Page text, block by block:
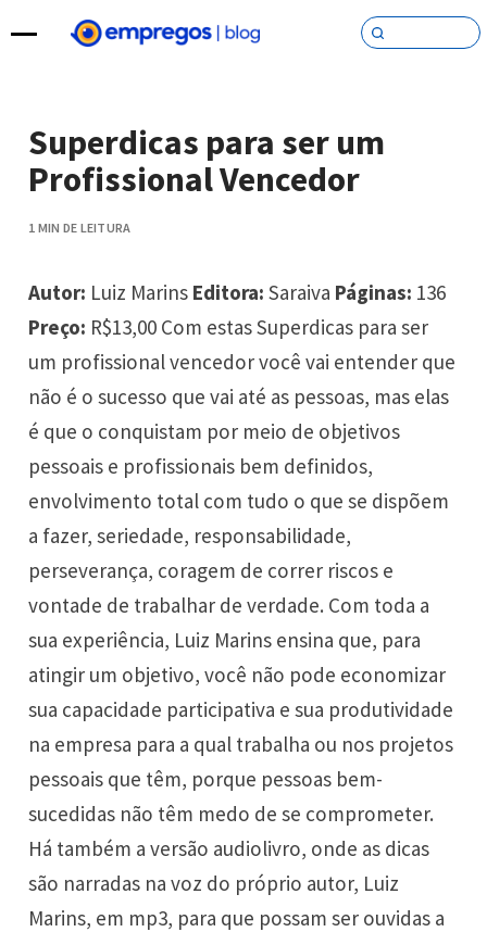
Pular para o conteúdo
Superdicas para ser um
Profissional Vencedor
1 MIN DE LEITURA
Autor: Luiz Marins Editora: Saraiva Páginas: 136
Preço: R$13,00 Com estas Superdicas para ser
um profissional vencedor você vai entender que
não é o sucesso que vai até as pessoas, mas elas
é que o conquistam por meio de objetivos
pessoais e profissionais bem definidos,
envolvimento total com tudo o que se dispõem
a fazer, seriedade, responsabilidade,
perseverança, coragem de correr riscos e
vontade de trabalhar de verdade. Com toda a
sua experiência, Luiz Marins ensina que, para
atingir um objetivo, você não pode economizar
sua capacidade participativa e sua produtividade
na empresa para a qual trabalha ou nos projetos
pessoais que têm, porque pessoas bem-
sucedidas não têm medo de se comprometer.
Há também a versão audiolivro, onde as dicas
são narradas na voz do próprio autor, Luiz
Marins, em mp3, para que possam ser ouvidas a